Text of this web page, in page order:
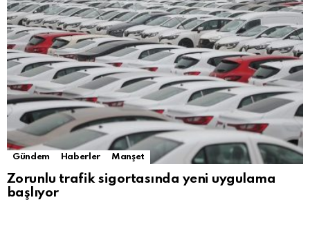
Gündem Haberler Manşet
Zorunlu trafik sigortasında yeni uygulama
başlıyor